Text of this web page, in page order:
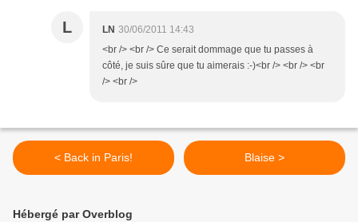
L LN 30/06/2011 14:43
<br /> <br /> Ce serait dommage que tu passes à
côté, je suis sûre que tu aimerais :-)<br /> <br /> <br
/> <br />
< Back in Paris! Blaise >
Hébergé par Overblog